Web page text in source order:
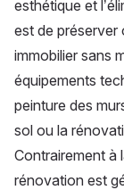
esthétique et
est de préserver
immobilier sans
équipements
peinture des
sol ou la
Contrairement à
rénovation est